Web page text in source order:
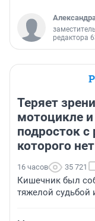
редактора
Теряет
мотоцикле
подросток
которого
16 часов 35 721
Кишечник был
тяжелой